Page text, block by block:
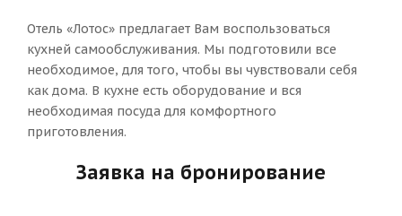
Отель «Лотос» предлагает Вам воспользоваться
кухней самообслуживания. Мы подготовили все
необходимое, для того, чтобы вы чувствовали себя
как дома. В кухне есть оборудование и вся
необходимая посуда для комфортного
приготовления.
Заявка на бронирование